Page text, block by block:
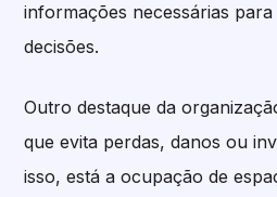
informações necessárias para
decisões.
Outro destaque da
que evita perdas, danos ou
isso, está a ocupação de